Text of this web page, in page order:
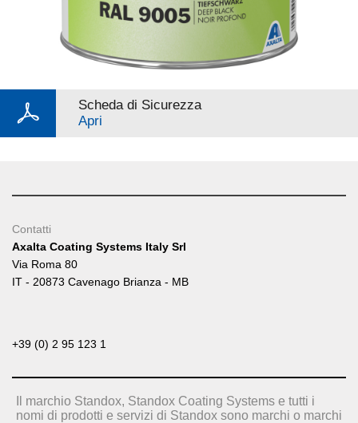
Scheda di Sicurezza
Apri
Contatti
Axalta Coating Systems Italy Srl
Via Roma 80
IT - 20873 Cavenago Brianza - MB
+39 (0) 2 95 123 1
Il marchio Standox, Standox Coating Systems e tutti i
nomi di prodotti e servizi di Standox sono marchi o marchi